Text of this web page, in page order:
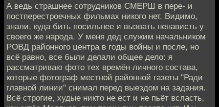
А ведь страшнее сотрудников СМЕРШ в пере- и
постперестроечных фильмах никого нет. Видимо,
знали, куда бить посильнее и вызвать ненависть у
своего же народа. У меня дед служим начальником
РОВД районного центра в годы войны и после, но
всё равно, все были делали общее дело: я
рассматриваю фото тех времён личного состава,
которые фотограф местной районной газеты "Ради
главной линии" снимал перед выездом на задания.
Всё строгие, худые никто не ест и не пьёт всласть,